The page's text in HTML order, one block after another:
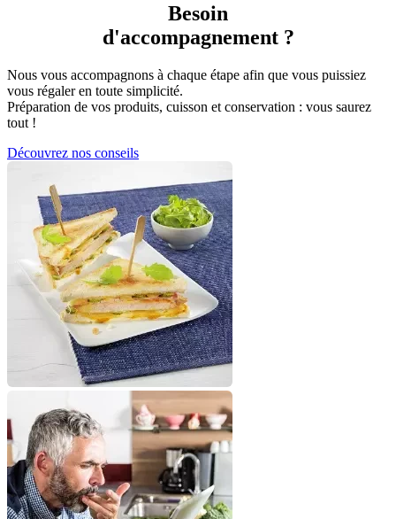
Besoin
d'accompagnement ?
Nous vous accompagnons à chaque étape afin que vous puissiez
vous régaler en toute simplicité.
Préparation de vos produits, cuisson et conservation : vous saurez
tout !
Découvrez nos conseils